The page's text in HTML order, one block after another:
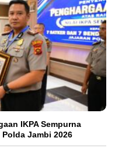
IKPA Sempurna
Jambi 2026